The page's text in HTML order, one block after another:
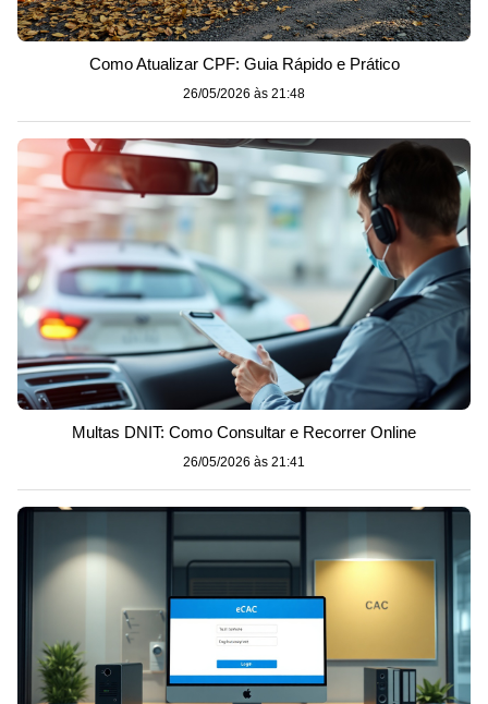
Como Atualizar CPF: Guia Rápido e Prático
26/05/2026 às 21:48
Multas DNIT: Como Consultar e Recorrer Online
26/05/2026 às 21:41